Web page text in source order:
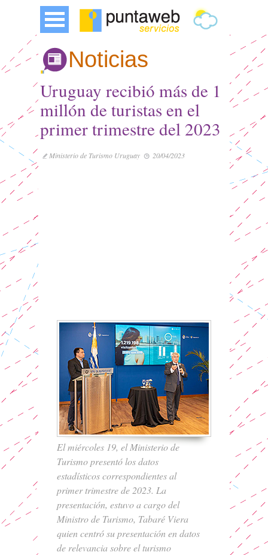
Noticias
Uruguay recibió más de 1
millón de turistas en el
primer trimestre del 2023
Ministerio de Turismo Uruguay 20/04/2023
El miércoles 19, el Ministerio de
Turismo presentó los datos
estadísticos correspondientes al
primer trimestre de 2023. La
presentación, estuvo a cargo del
Ministro de Turismo, Tabaré Viera
quien centró su presentación en datos
de relevancia sobre el turismo